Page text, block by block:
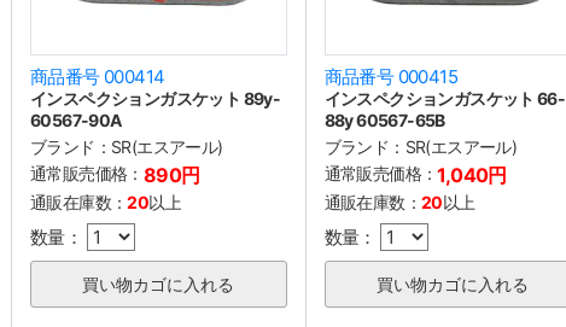
商品番号 000414
インスペクションガスケット 89y-
60567-90A
ブランド： SR(エスアール)
通常販売価格： 890円
通販在庫数：20以上
数量：
商品番号 000415
インスペクションガスケット 66-
88y 60567-65B
ブランド： SR(エスアール)
通常販売価格：1,040円
通販在庫数： 20以上
数量：